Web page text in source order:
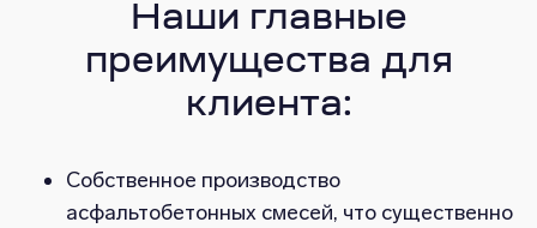
Наши главные
преимущества для
клиента:
Собственное производство
асфальтобетонных смесей, что существенно